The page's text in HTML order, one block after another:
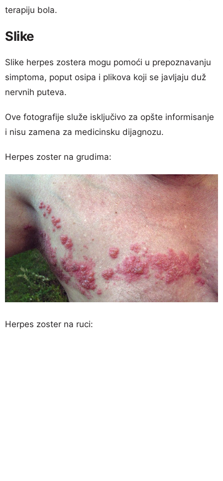
terapiju bola.
Slike
Slike herpes zostera mogu pomoći u prepoznavanju
simptoma, poput osipa i plikova koji se javljaju duž
nervnih puteva.
Ove fotografije služe isključivo za opšte informisanje
i nisu zamena za medicinsku dijagnozu.
Herpes zoster na grudima:
Herpes zoster na ruci: